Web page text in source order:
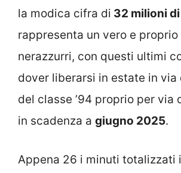
la modica cifra di 32 milioni
rappresenta un vero e proprio
nerazzurri, con questi ultimi
dover liberarsi in estate in
del classe ’94 proprio per via
in scadenza a giugno 2025.
Appena 26 i minuti totalizzati